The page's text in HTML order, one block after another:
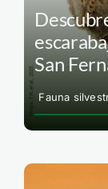
San
Fauna